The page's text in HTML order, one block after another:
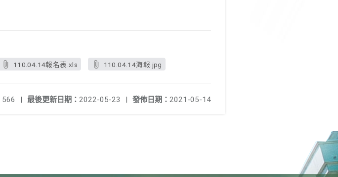
110.04.14報名表.xls 110.04.14海報.jpg
發佈日期： 2021-05-14
最後更新日期： 2022-05-23 |
566 |